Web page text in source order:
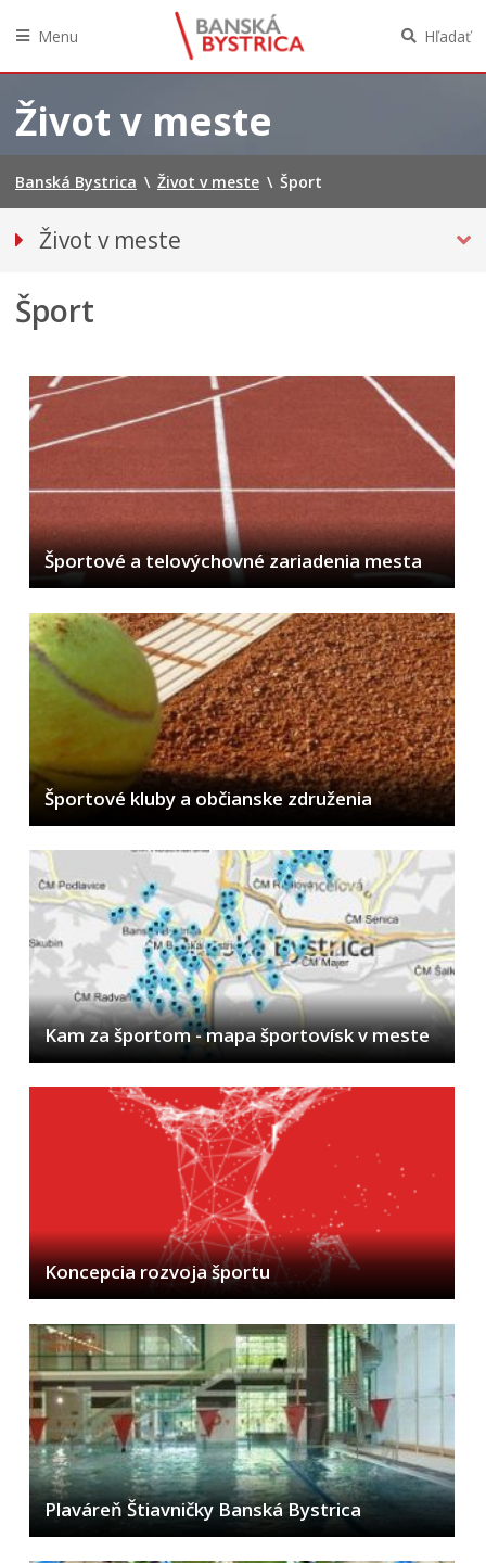
obsah
Menu Hľadať
Život v meste
Banská Bystrica \ Život v meste \ Šport
Život v meste
Pešia zóna
O meste
Pohotovostné kontakty
Podujatia
Úrady a inštitúcie
Mladí BB
ŠPORT
Kultúra
Sociálna pomoc
Matrika a pobyt
Dane a poplatky
Doprava a údržba komunikácií
Odpady, verejné priestranstvá
Klíma v meste
Klimatická zmena
Životné prostredie
Chov spoločenských zvierat
Turistické informačné centrum
3D model mesta Banská Bystrica
Gisplan mesta Banská Bystrica
Mestská hromadná doprava
Ankety
Odkaz pre starostu
Služba pre nepočujúcich
Pomoc pre ľudí bez domova
Zelené sídliská
Plážové kúpalisko
Odkanalizovanie MČ Rudlová
Bystrický podcast
Šport
Športové a telovýchovné zariadenia mesta
Športové kluby a občianske združenia
Kam za športom - mapa športovísk v meste
Koncepcia rozvoja športu
Plaváreň Štiavničky Banská Bystrica